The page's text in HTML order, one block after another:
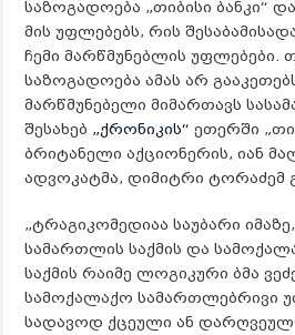
საზოგადოება „თიბისი ბანკი“
მის უფლებებს, რის
ჩემი მარწმუნებლის უფლებები.
საზოგადოება ამას არ
მარწმუნებელი მიმართავს
შესახებ „ქრონიკის“ ეთერში
ბრიტანელი აქციონერის, იან
ადვოკატმა, დიმიტრი ტორაძემ
„ტრაგიკომედიაა საუბარი
სამართლის საქმის და
საქმის რაიმე ლოგიკური ბმა
სამოქალაქო სამართლებრივი
სადავოდ ქცეული ან